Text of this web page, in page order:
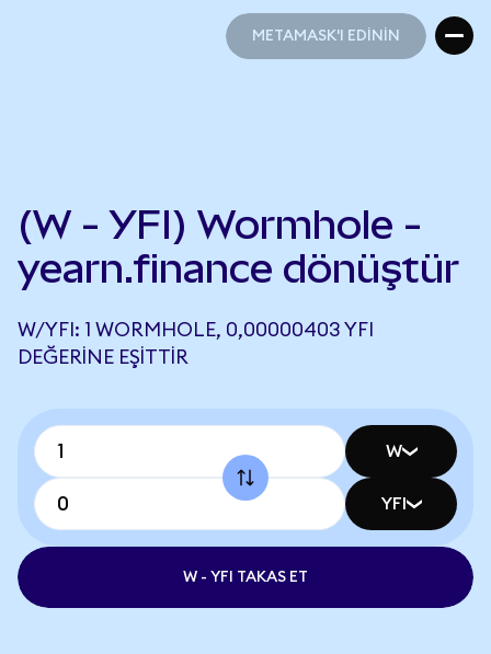
METAMASK'I EDİNİN
(W - YFI) Wormhole -
yearn.finance dönüştür
W/YFI: 1 WORMHOLE, 0,00000403 YFI
DEĞERINE EŞITTIR
W
YFI
W - YFI TAKAS ET